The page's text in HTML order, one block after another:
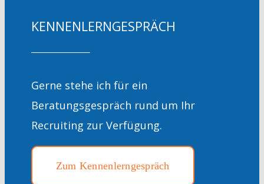
KENNENLERNGESPRÄCH
Gerne stehe ich für ein
Beratungsgespräch rund um Ihr
Recruiting zur Verfügung.
Zum Kennenlerngespräch